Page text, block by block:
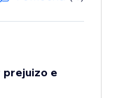
prejuizo e